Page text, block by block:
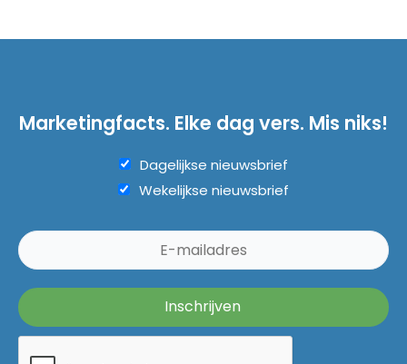
Marketingfacts. Elke dag vers. Mis niks!
Dagelijkse nieuwsbrief
Wekelijkse nieuwsbrief